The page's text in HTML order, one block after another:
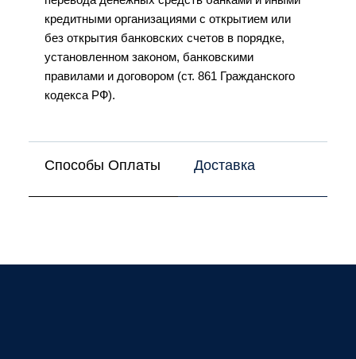
кредитными организациями с открытием или
без открытия банковских счетов в порядке,
установленном законом, банковскими
правилами и договором (ст. 861 Гражданского
кодекса РФ).
Способы Оплаты Доставка